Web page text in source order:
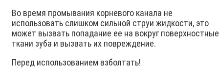
Во время промывания корневого канала не
использовать слишком сильной струи жидкости, это
может вызвать попадание ее на вокруг поверхностные
ткани зуба и вызвать их повреждение.
Перед использованием взболтать!